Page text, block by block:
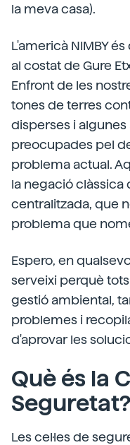
la meva casa).
L'americà NIMBY
al costat de Gure
Enfront de les
tones de terres
disperses i
preocupades pel
problema actual.
la negació
centralitzada, que
problema que
Espero, en
serveixi perquè
gestió ambiental,
problemes i
d'aprovar les
Què és la
Seguretat?
Les cel·les de